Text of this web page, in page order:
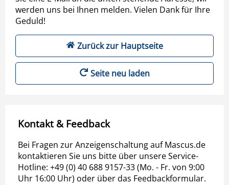
werden uns bei Ihnen melden. Vielen Dank für Ihre
Geduld!
Zurück zur Hauptseite
Seite neu laden
Kontakt & Feedback
Bei Fragen zur Anzeigenschaltung auf Mascus.de
kontaktieren Sie uns bitte über unsere Service-
Hotline: +49 (0) 40 688 9157-33 (Mo. - Fr. von 9:00
Uhr 16:00 Uhr) oder über das Feedbackformular.